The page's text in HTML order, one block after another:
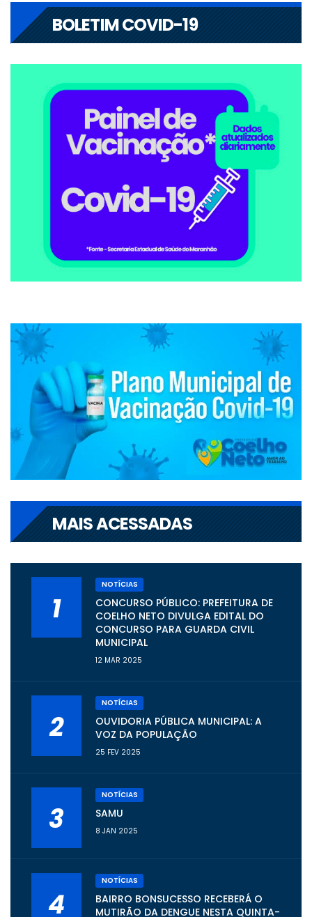
BOLETIM COVID-19
MAIS ACESSADAS
1
NOTÍCIAS
CONCURSO PÚBLICO: PREFEITURA DE
COELHO NETO DIVULGA EDITAL DO
CONCURSO PARA GUARDA CIVIL
MUNICIPAL
12 MAR 2025
2
NOTÍCIAS
OUVIDORIA PÚBLICA MUNICIPAL: A
VOZ DA POPULAÇÃO
25 FEV 2025
3
NOTÍCIAS
SAMU
8 JAN 2025
4
NOTÍCIAS
BAIRRO BONSUCESSO RECEBERÁ O
MUTIRÃO DA DENGUE NESTA QUINTA-